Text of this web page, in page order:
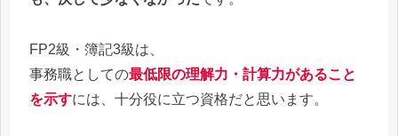
FP2級・簿記3級は、
事務職としての最低限の理解力・計算力があること
を示すには、十分役に立つ資格だと思います。